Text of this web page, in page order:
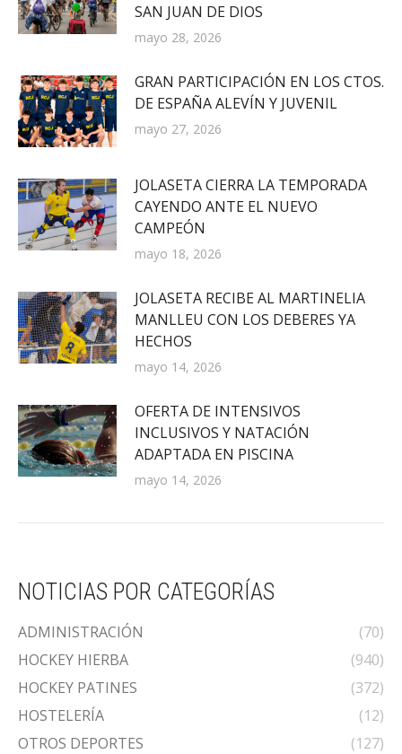
SAN JUAN DE DIOS
mayo 28, 2026
GRAN PARTICIPACIÓN EN LOS CTOS.
DE ESPAÑA ALEVÍN Y JUVENIL
mayo 27, 2026
JOLASETA CIERRA LA TEMPORADA
CAYENDO ANTE EL NUEVO
CAMPEÓN
mayo 18, 2026
JOLASETA RECIBE AL MARTINELIA
MANLLEU CON LOS DEBERES YA
HECHOS
mayo 14, 2026
OFERTA DE INTENSIVOS
INCLUSIVOS Y NATACIÓN
ADAPTADA EN PISCINA
mayo 14, 2026
NOTICIAS POR CATEGORÍAS
ADMINISTRACIÓN
(70)
HOCKEY HIERBA
(940)
HOCKEY PATINES
(372)
HOSTELERÍA
(12)
OTROS DEPORTES
(127)